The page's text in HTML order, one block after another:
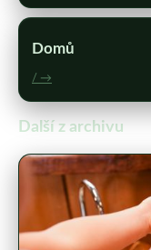
Domů
/ →
Další z archivu